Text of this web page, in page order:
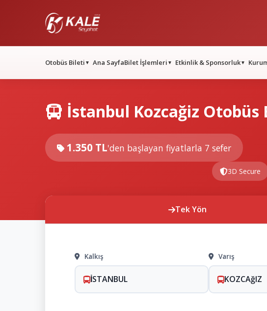
Otobüs Bileti ▼ Ana SayfaBilet İşlemleri ▼ Etkinlik & Sponsorluk▼
İstanbul Kozcağiz Otobüs
1.350 TL'den başlayan fiyatlarla 7 sefer
3D Secure
Tek Yön
Kalkış
İSTANBUL
Varış
KOZCAğIZ